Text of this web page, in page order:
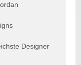
Designer